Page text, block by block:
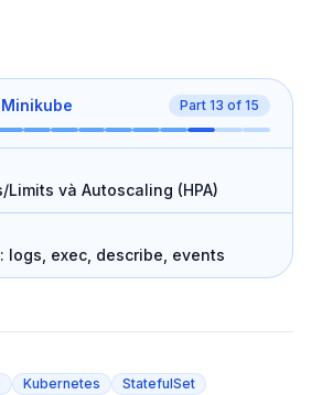
Part 13 of 15
Limits và Autoscaling (HPA)
logs, exec, describe, events
Kubernetes
StatefulSet